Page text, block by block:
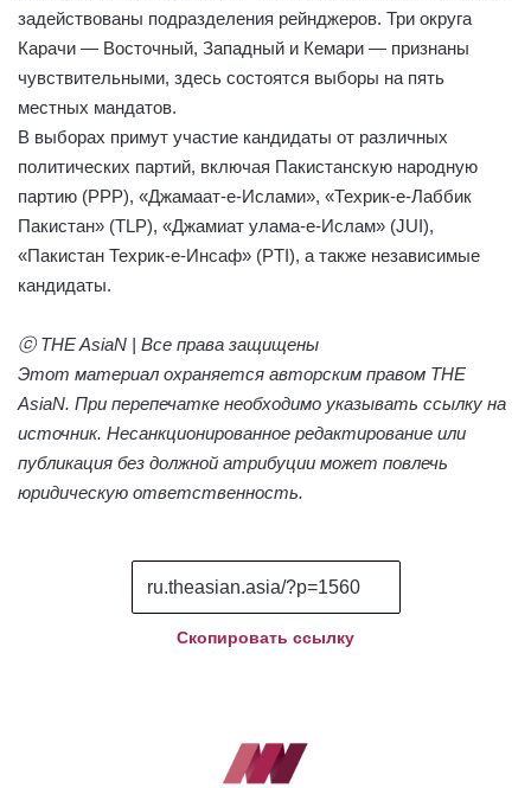
задействованы подразделения рейнджеров. Три округа
Карачи — Восточный, Западный и Кемари — признаны
чувствительными, здесь состоятся выборы на пять
местных мандатов.
В выборах примут участие кандидаты от различных
политических партий, включая Пакистанскую народную
партию (PPP), «Джамаат-е-Ислами», «Техрик-е-Лаббик
Пакистан» (TLP), «Джамиат улама-е-Ислам» (JUI),
«Пакистан Техрик-е-Инсаф» (PTI), а также независимые
кандидаты.
ⓒ THE AsiaN | Все права защищены
Этот материал охраняется авторским правом THE
AsiaN. При перепечатке необходимо указывать ссылку на
источник. Несанкционированное редактирование или
публикация без должной атрибуции может повлечь
юридическую ответственность.
Скопировать ссылку